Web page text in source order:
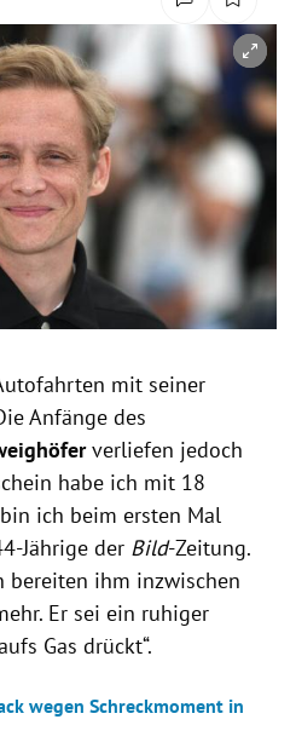
mit seiner
Anfänge des
verliefen jedoch
habe ich mit 18
ich beim ersten Mal
Jährige der Bild-Zeitung.
bereiten ihm inzwischen
Er sei ein ruhiger
Gas drückt“.
wegen Schreckmoment in